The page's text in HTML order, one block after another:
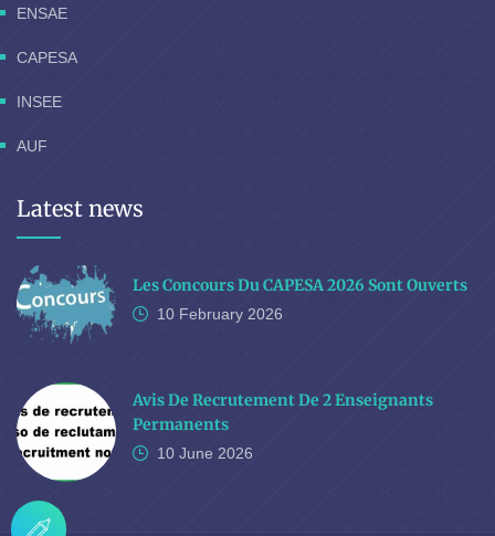
ENSAE
CAPESA
INSEE
AUF
Latest news
Les Concours Du CAPESA 2026 Sont Ouverts
10 February 2026
Avis De Recrutement De 2 Enseignants
Permanents
10 June 2026